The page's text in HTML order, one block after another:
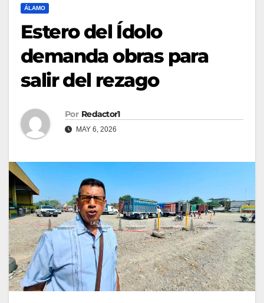
ÁLAMO
Estero del Ídolo
demanda obras para
salir del rezago
Por Redactor1
MAY 6, 2026